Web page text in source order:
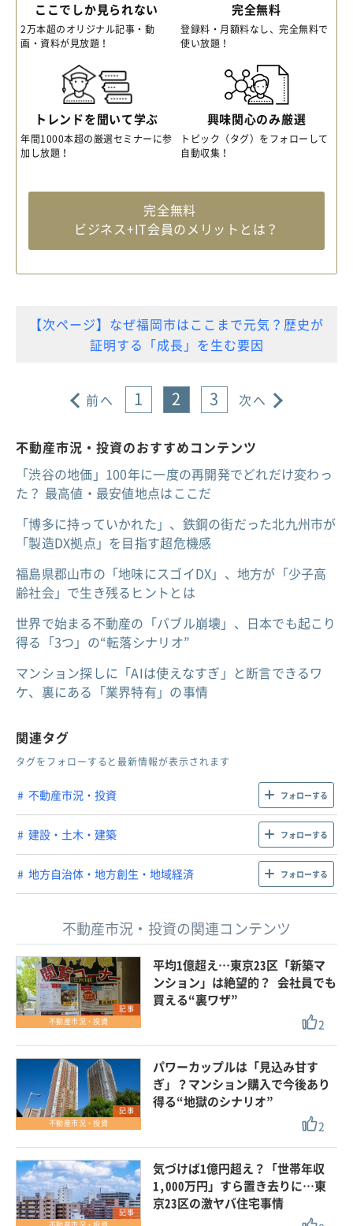
ここでしか見られない
2万本超のオリジナル記事・動
画・資料が見放題！
完全無料
登録料・月額料なし、完全無料で
使い放題！
トレンドを聞いて学ぶ
年間1000本超の厳選セミナーに参
加し放題！
興味関心のみ厳選
トピック（タグ）をフォローして
自動収集！
完全無料
ビジネス+IT会員のメリットとは？
【次ページ】なぜ福岡市はここまで元気？歴史が
証明する「成長」を生む要因
前へ 1 2 3 次へ
不動産市況・投資のおすすめコンテンツ
「渋谷の地価」100年に一度の再開発でどれだけ変わっ
た？ 最高値・最安値地点はここだ
「博多に持っていかれた」、鉄鋼の街だった北九州市が
「製造DX拠点」を目指す超危機感
福島県郡山市の「地味にスゴイDX」、地方が「少子高
齢社会」で生き残るヒントとは
世界で始まる不動産の「バブル崩壊」、日本でも起こり
得る「3つ」の“転落シナリオ”
マンション探しに「AIは使えなすぎ」と断言できるワ
ケ、裏にある「業界特有」の事情
関連タグ
タグをフォローすると最新情報が表示されます
不動産市況・投資 フォローする
建設・土木・建築 フォローする
地方自治体・地方創生・地域経済 フォローする
不動産市況・投資の関連コンテンツ
記事
不動産市況・投資
平均1億超え…東京23区「新築マ
ンション」は絶望的？ 会社員でも
買える“裏ワザ”
2
記事
不動産市況・投資
パワーカップルは「見込み甘す
ぎ」？マンション購入で今後あり
得る“地獄のシナリオ”
2
記事
気づけば1億円超え？「世帯年収
1,000万円」すら置き去りに…東
京23区の激ヤバ住宅事情